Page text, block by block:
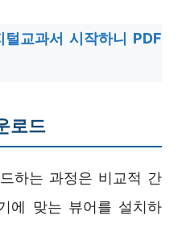
교과서 시작하니 PDF
로드
하는 과정은 비교적 간
에 맞는 뷰어를 설치하